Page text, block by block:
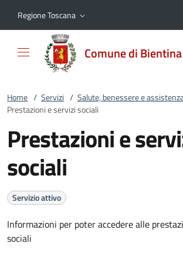
Regione Toscana
Comune di Bientina
Home / Servizi / Salute, benessere e
Prestazioni e servizi sociali
Prestazioni e
sociali
Servizio attivo
Informazioni per poter accedere alle
sociali